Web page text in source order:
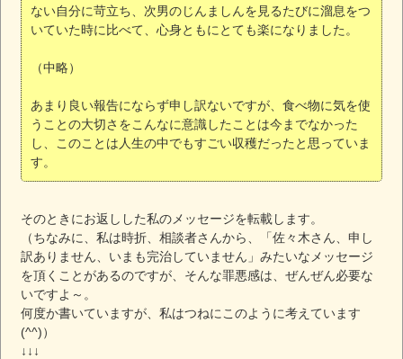
ない自分に苛立ち、次男のじんましんを見るたびに溜息をつ
いていた時に比べて、心身ともにとても楽になりました。
（中略）
あまり良い報告にならず申し訳ないですが、食べ物に気を使
うことの大切さをこんなに意識したことは今までなかった
し、このことは人生の中でもすごい収穫だったと思っていま
す。
そのときにお返しした私のメッセージを転載します。
（ちなみに、私は時折、相談者さんから、「佐々木さん、申し
訳ありません、いまも完治していません」みたいなメッセージ
を頂くことがあるのですが、そんな罪悪感は、ぜんぜん必要な
いですよ～。
何度か書いていますが、私はつねにこのように考えています
(^^)）
↓↓↓